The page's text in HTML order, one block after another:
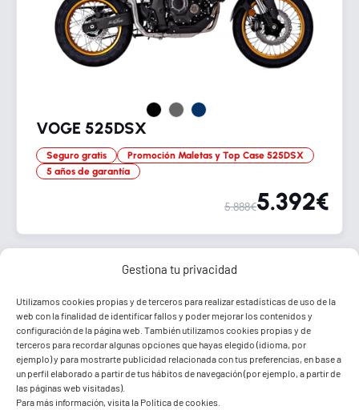
Gestiona tu privacidad
Utilizamos cookies propias y de terceros para realizar estadísticas de uso de la
web con la finalidad de identificar fallos y poder mejorar los contenidos y
configuración de la página web. También utilizamos cookies propias y de
terceros para recordar algunas opciones que hayas elegido (idioma, por
ejemplo) y para mostrarte publicidad relacionada con tus preferencias, en base a
un perfil elaborado a partir de tus hábitos de navegación (por ejemplo, a partir de
las páginas web visitadas).
Para más información, visita laPolítica de cookies
VOGE 525DSX
Seguro gratis
Promoción Maletas y Top Case 525DSX
5 años de garantía
5.888€5.392€